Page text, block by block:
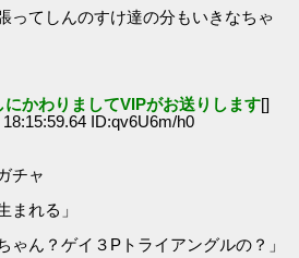
てしんのすけ達の分もいきなちゃ
にかわりましてVIPがお送りします[]
ID:qv6U6m/h0
チャ
まれる」
ん？ゲイ３Pトライアングルの？」